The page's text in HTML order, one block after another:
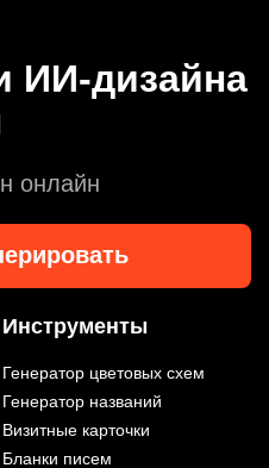
ИИ-дизайна
онлайн
Инструменты
Генератор цветовых схем
Генератор названий
Визитные карточки
Бланки писем